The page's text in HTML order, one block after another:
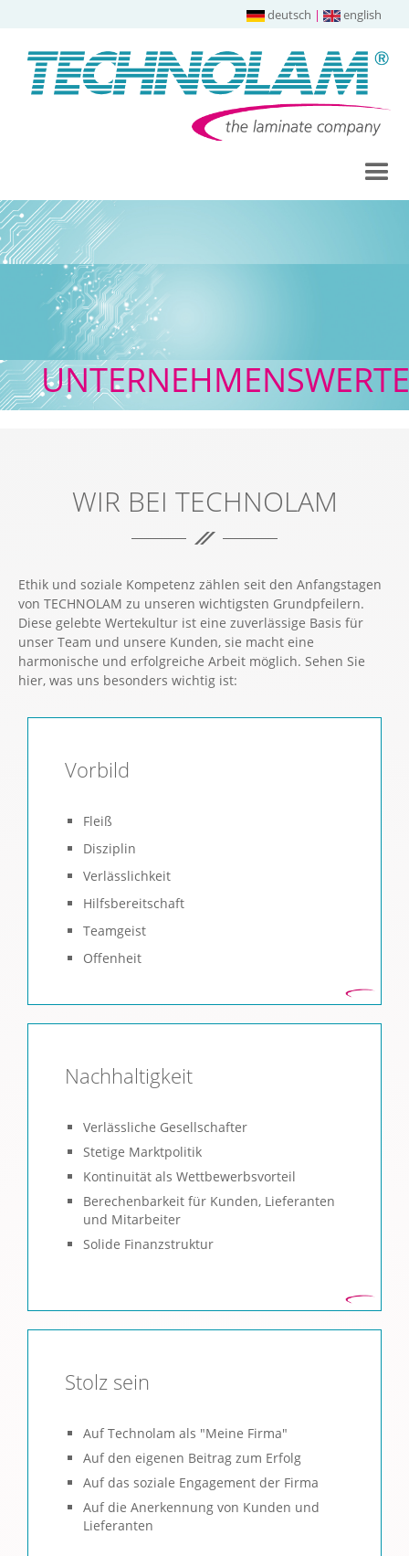
deutsch | english
UNTERNEHMENSWERTE
WIR BEI TECHNOLAM
Ethik und soziale Kompetenz zählen seit den Anfangstagen
von TECHNOLAM zu unseren wichtigsten Grundpfeilern.
Diese gelebte Wertekultur ist eine zuverlässige Basis für
unser Team und unsere Kunden, sie macht eine
harmonische und erfolgreiche Arbeit möglich. Sehen Sie
hier, was uns besonders wichtig ist:
Vorbild
Fleiß
Disziplin
Verlässlichkeit
Hilfsbereitschaft
Teamgeist
Offenheit
Nachhaltigkeit
Verlässliche Gesellschafter
Stetige Marktpolitik
Kontinuität als Wettbewerbsvorteil
Berechenbarkeit für Kunden, Lieferanten
und Mitarbeiter
Solide Finanzstruktur
Stolz sein
Auf Technolam als "Meine Firma"
Auf den eigenen Beitrag zum Erfolg
Auf das soziale Engagement der Firma
Auf die Anerkennung von Kunden und
Lieferanten